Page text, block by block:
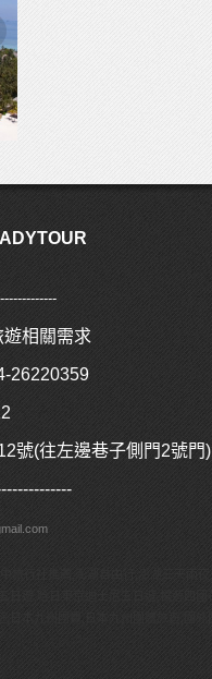
遊相關需求
26220359
號(往左邊巷子側門2號門)